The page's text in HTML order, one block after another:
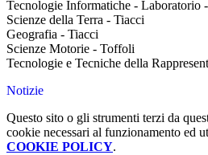
Tecnologie Informatiche - Laboratorio
Scienze della Terra - Tiacci
Geografia - Tiacci
Scienze Motorie - Toffoli
Tecnologie e Tecniche della
Notizie
Questo sito o gli strumenti terzi da
cookie necessari al funzionamento ed
COOKIE POLICY.